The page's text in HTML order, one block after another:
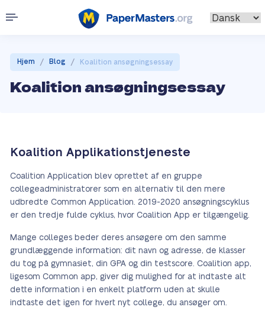
Hjem / Blog / Koalition ansøgningsessay
Koalition ansøgningsessay
Koalition Applikationstjeneste
Coalition Application blev oprettet af en gruppe
collegeadministratorer som en alternativ til den mere
udbredte Common Application. 2019-2020 ansøgningscyklus
er den tredje fulde cyklus, hvor Coalition App er tilgængelig.
Mange colleges beder deres ansøgere om den samme
grundlæggende information: dit navn og adresse, de klasser
du tog på gymnasiet, din GPA og din testscore. Coalition app,
ligesom Common app, giver dig mulighed for at indtaste alt
dette information i en enkelt platform uden at skulle
indtaste det igen for hvert nyt college, du ansøger om.